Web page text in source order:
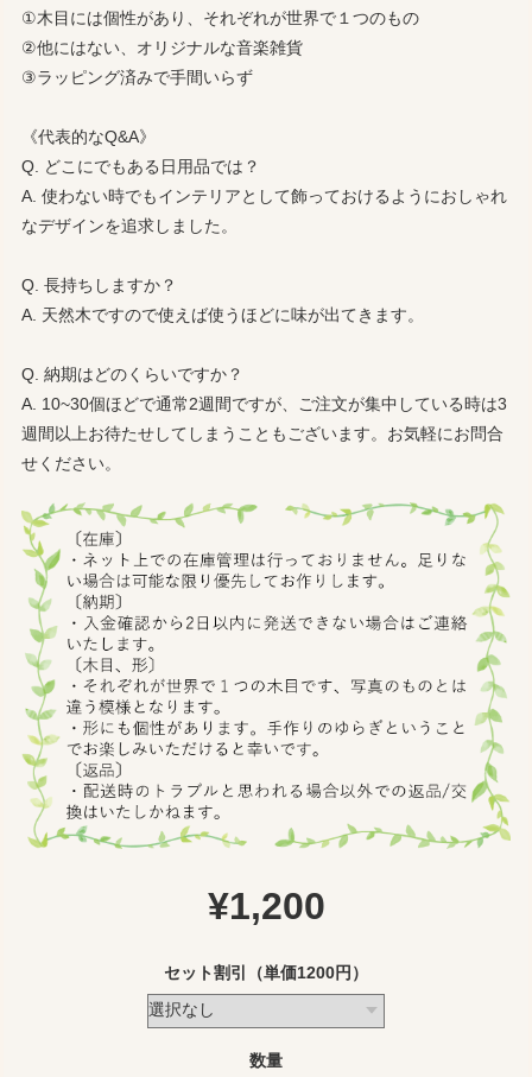
①木目には個性があり、それぞれが世界で１つのもの
②他にはない、オリジナルな音楽雑貨
③ラッピング済みで手間いらず
《代表的なQ&A》
Q. どこにでもある日用品では？
A. 使わない時でもインテリアとして飾っておけるようにおしゃれ
なデザインを追求しました。
Q. 長持ちしますか？
A. 天然木ですので使えば使うほどに味が出てきます。
Q. 納期はどのくらいですか？
A. 10~30個ほどで通常2週間ですが、ご注文が集中している時は3
週間以上お待たせしてしまうこともございます。お気軽にお問合
せください。
¥1,200
セット割引（単価1200円）
数量